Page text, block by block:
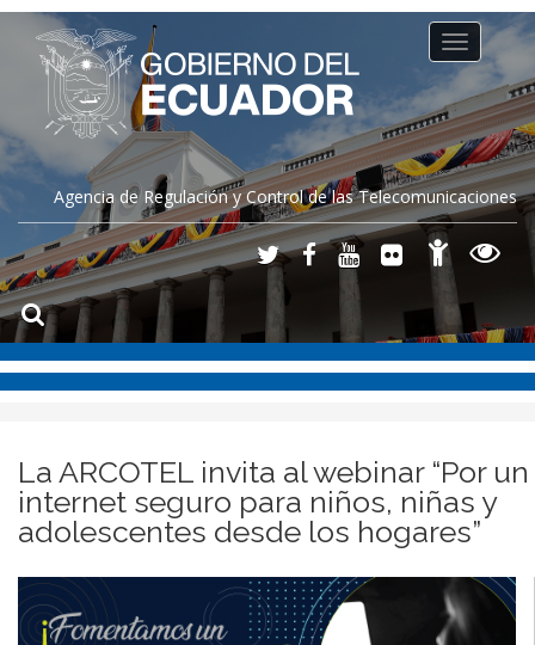
Agencia de Regulación y Control de las Telecomunicaciones
Toggle
navigation
La ARCOTEL invita al webinar “Por un
internet seguro para niños, niñas y
adolescentes desde los hogares”